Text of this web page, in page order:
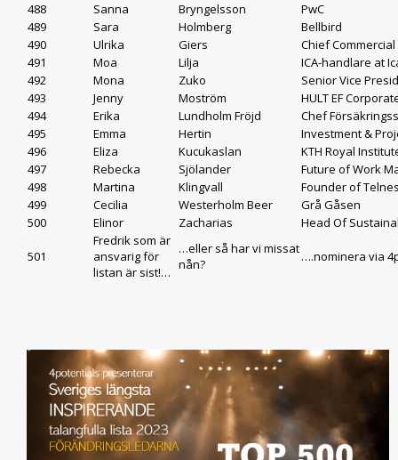
488
Sanna Bryngelsson
PwC
489
Sara Holmberg
Bellbird
490
Ulrika Giers
Chief
491
Moa Lilja
ICA-handlare at
492
Mona Zuko
Senior Vice
493
Jenny Moström
HULT EF
494
Erika Lundholm Fröjd
Chef
495
Emma Hertin
Investment &
496
Eliza Kucukaslan
KTH Royal
497
Rebecka Sjölander
Future of Work
498
Martina Klingvall
Founder of
499
Cecilia Westerholm Beer
Grå Gåsen
500
Elinor Zacharias Head Of
501
Fredrik som är
ansvarig för
listan är sist!…
…eller så har vi missat
nån?
….nominera via